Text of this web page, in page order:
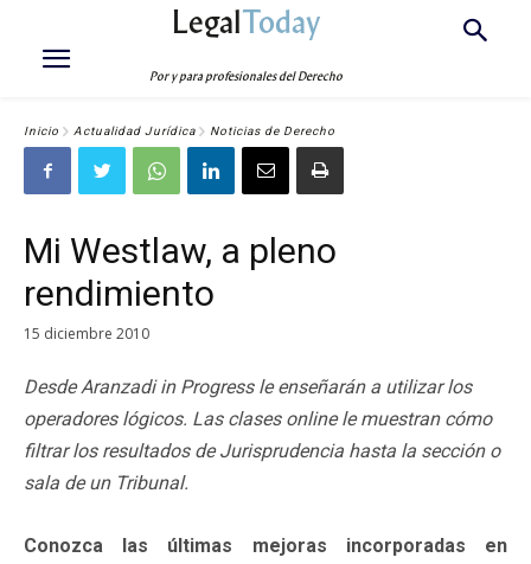
LegalToday
Por y para profesionales del Derecho
Inicio Actualidad Jurídica Noticias de Derecho
Mi Westlaw, a pleno
rendimiento
15 diciembre 2010
Desde Aranzadi in Progress le enseñarán a utilizar los
operadores lógicos. Las clases online le muestran cómo
filtrar los resultados de Jurisprudencia hasta la sección o
sala de un Tribunal.
Conozca las últimas mejoras incorporadas en